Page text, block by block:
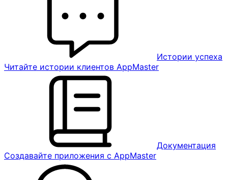
Истории успеха
Читайте истории клиентов AppMaster
Документация
Создавайте приложения с AppMaster